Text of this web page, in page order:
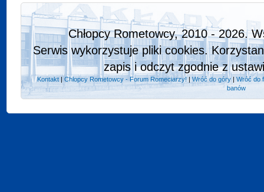
Chłopcy Rometowcy, 2010 - 2026.
Serwis wykorzystuje pliki cookies.
zapis i odczyt zgodnie z
Kontakt |Chlopcy Rometowcy - Forum Romeciarzy! |Wróć do góry |Wróć do
banów